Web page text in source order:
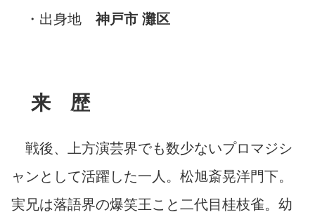
・出身地 神戸市 灘区
来 歴
戦後、上方演芸界でも数少ないプロマジシ
ャンとして活躍した一人。松旭斎晃洋門下。
実兄は落語界の爆笑王こと二代目桂枝雀。幼